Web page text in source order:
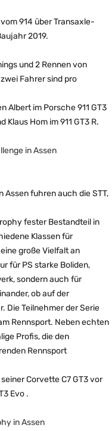
914 über Transaxle-
2019.
und 2 Rennen von
Fahrer sind pro
Albert im Porsche 911 GT3
Klaus Hom im 911 GT3 R.
in Assen
Assen fuhren auch die STT,
fester Bestandteil in
Klassen für
große Vielfalt an
für PS starke Boliden,
sondern auch für
ob auf der
Die Teilnehmer der Serie
Rennsport. Neben echten
Profis, die den
Rennsport
Corvette C7 GT3 vor
Evo .
in Assen